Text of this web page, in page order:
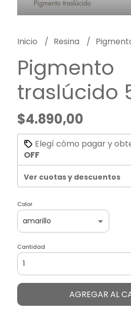
Inicio Resina
Pigmento
traslúcido
$4.890,00
Elegí cómo pagar y
OFF
Ver cuotas y descuentos
Color
Cantidad
AGREGAR AL